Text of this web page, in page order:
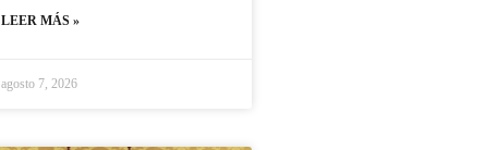
LEER MÁS »
agosto 7, 2026